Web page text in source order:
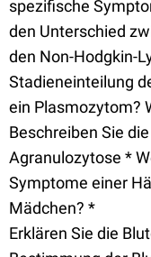
spezifische
den Unterschied
den Non-Hodgkin-
Stadieneinteilung
ein Plasmozytom?
Beschreiben Sie
Agranulozytose *
Symptome einer
Mädchen? *
Erklären Sie die